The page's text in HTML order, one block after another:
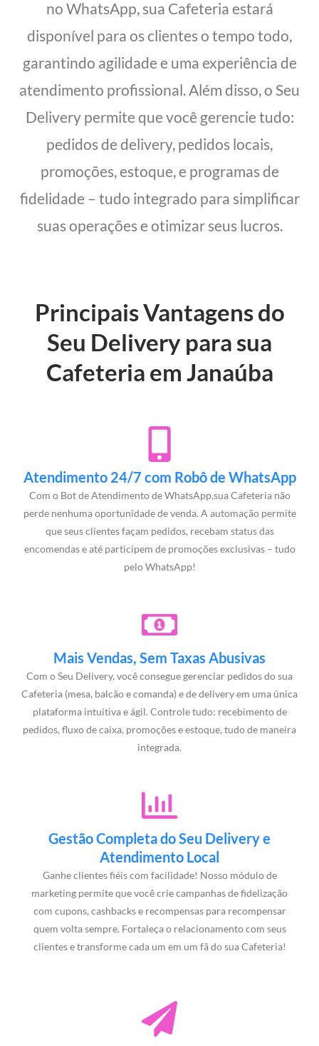
no WhatsApp, sua Cafeteria estará
disponível para os clientes o tempo todo,
garantindo agilidade e uma experiência de
atendimento profissional. Além disso, o Seu
Delivery permite que você gerencie tudo:
pedidos de delivery, pedidos locais,
promoções, estoque, e programas de
fidelidade – tudo integrado para simplificar
suas operações e otimizar seus lucros.
Principais Vantagens do
Seu Delivery para sua
Cafeteria em Janaúba
Atendimento 24/7 com Robô de WhatsApp
Com o Bot de Atendimento de WhatsApp,sua Cafeteria não
perde nenhuma oportunidade de venda. A automação permite
que seus clientes façam pedidos, recebam status das
encomendas e até participem de promoções exclusivas – tudo
pelo WhatsApp!
Mais Vendas, Sem Taxas Abusivas
Com o Seu Delivery, você consegue gerenciar pedidos do sua
Cafeteria (mesa, balcão e comanda) e de delivery em uma única
plataforma intuitiva e ágil. Controle tudo: recebimento de
pedidos, fluxo de caixa, promoções e estoque, tudo de maneira
integrada.
Gestão Completa do Seu Delivery e
Atendimento Local
Ganhe clientes fiéis com facilidade! Nosso módulo de
marketing permite que você crie campanhas de fidelização
com cupons, cashbacks e recompensas para recompensar
quem volta sempre. Fortaleça o relacionamento com seus
clientes e transforme cada um em um fã do sua Cafeteria!